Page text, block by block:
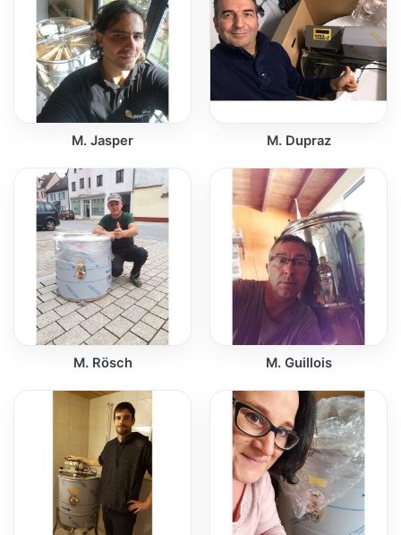
M. Jasper M. Dupraz
M. Rösch M. Guillois